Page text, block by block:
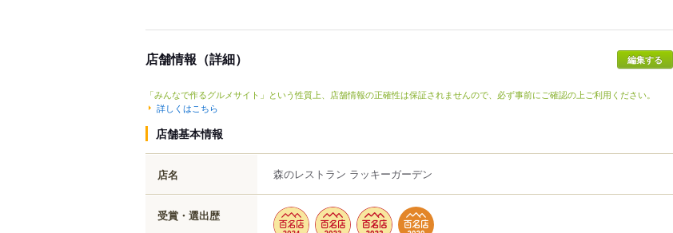
店舗情報（詳細）
「みんなで作るグルメサイト」という性質上、店舗情報の正確性は保証されませんので、必ず事前にご確認の上ご利用ください。
詳しくはこちら
店舗基本情報
店名 森のレストラン ラッキーガーデン
受賞・選出歴